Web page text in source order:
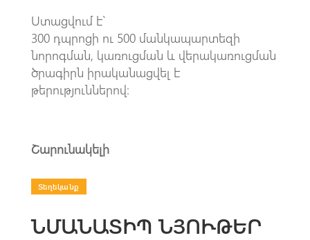
Ստացվում է՝
300 դպրոցի ու 500 մանկապարտեզի
նորոգման, կառուցման և վերակառուցման
ծրագիրն իրականացվել է
թերություններով։
Շարունակելի
Տեղեկանք
ՆՄԱՆԱՏԻՊ ՆՅՈՒԹԵՐ